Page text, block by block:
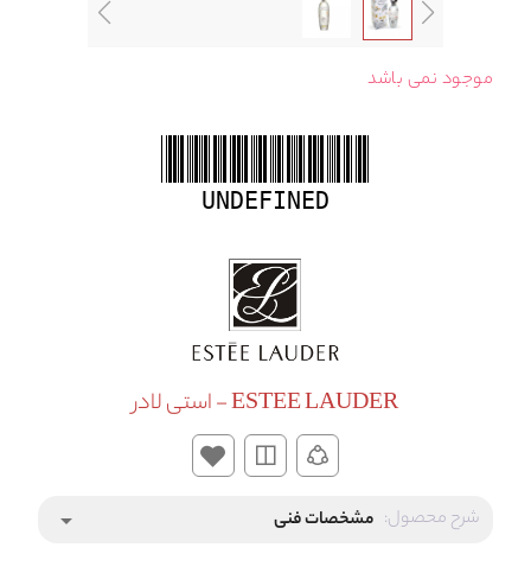
موجود نمی باشد
UNDEFINED
ESTEE LAUDER - استی لادر
شرح محصول: مشخصات فنی arrow_drop_down